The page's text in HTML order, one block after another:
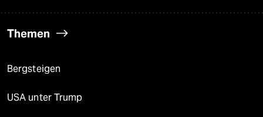
Themen
Bergsteigen
USA unter Trump